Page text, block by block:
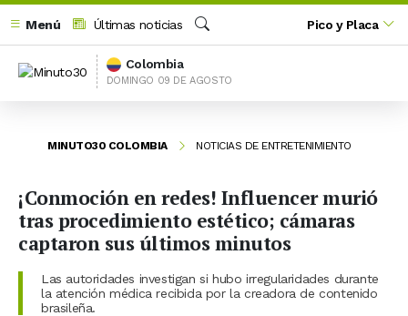
Menú
Últimas noticias
Buscar
Pico y Placa
Colombia
DOMINGO 09 DE AGOSTO
MINUTO30 COLOMBIA NOTICIAS DE ENTRETENIMIENTO
¡Conmoción en redes! Influencer murió
tras procedimiento estético; cámaras
captaron sus últimos minutos
Las autoridades investigan si hubo irregularidades durante
la atención médica recibida por la creadora de contenido
brasileña.